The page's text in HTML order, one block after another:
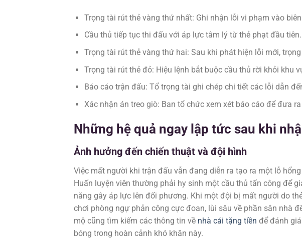
Trọng tài rút thẻ vàng thứ nhất: Ghi nhận lỗi vi phạm vào
Cầu thủ tiếp tục thi đấu với áp lực tâm lý từ thẻ phạt đầu tiên.
Trọng tài rút thẻ vàng thứ hai: Sau khi phát hiện lỗi mới,
Trọng tài rút thẻ đỏ: Hiệu lệnh bắt buộc cầu thủ rời khỏi khu
Báo cáo trận đấu: Tổ trọng tài ghi chép chi tiết các lỗi dẫn
Xác nhận án treo giò: Ban tổ chức xem xét báo cáo để đưa
Những hệ quả ngay lập tức sau khi
Ảnh hưởng đến chiến thuật và đội hình
Việc mất người khi trận đấu vẫn đang diễn ra tạo ra một lỗ
Huấn luyện viên thường phải hy sinh một cầu thủ tấn công để
năng gây áp lực lên đối phương. Khi một đội bị mất người do
chơi phòng ngự phản công cực đoan, lùi sâu về phần sân nhà
mộ cũng tìm kiếm các thông tin về nhà cái tặng tiền để đánh
bóng trong hoàn cảnh khó khăn này.